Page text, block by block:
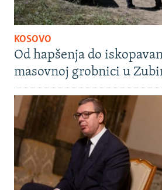
KOSOVO
Od hapšenja do
masovnoj grobnici u